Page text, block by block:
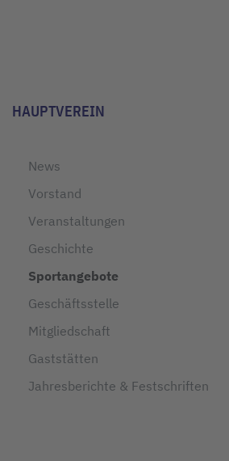
HAUPTVEREIN
News
Vorstand
Veranstaltungen
Geschichte
Sportangebote
Geschäftsstelle
Mitgliedschaft
Gaststätten
Jahresberichte & Festschriften